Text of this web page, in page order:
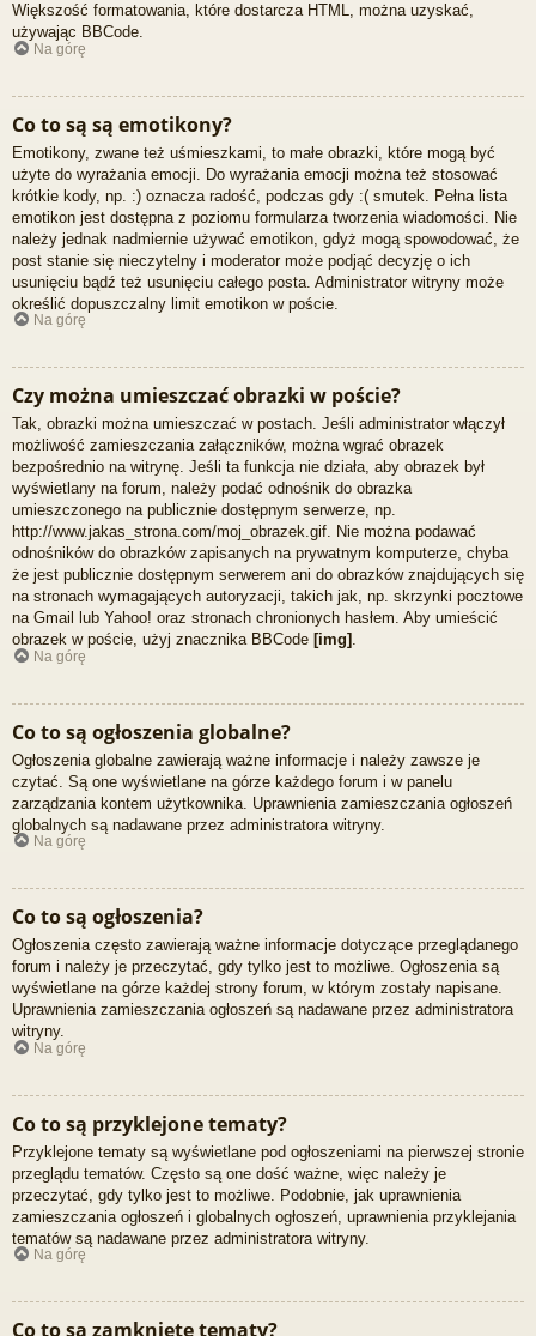
Większość formatowania, które dostarcza HTML, można uzyskać,
używając BBCode.
Na górę
Co to są są emotikony?
Emotikony, zwane też uśmieszkami, to małe obrazki, które mogą być
użyte do wyrażania emocji. Do wyrażania emocji można też stosować
krótkie kody, np. :) oznacza radość, podczas gdy :( smutek. Pełna lista
emotikon jest dostępna z poziomu formularza tworzenia wiadomości. Nie
należy jednak nadmiernie używać emotikon, gdyż mogą spowodować, że
post stanie się nieczytelny i moderator może podjąć decyzję o ich
usunięciu bądź też usunięciu całego posta. Administrator witryny może
określić dopuszczalny limit emotikon w poście.
Na górę
Czy można umieszczać obrazki w poście?
Tak, obrazki można umieszczać w postach. Jeśli administrator włączył
możliwość zamieszczania załączników, można wgrać obrazek
bezpośrednio na witrynę. Jeśli ta funkcja nie działa, aby obrazek był
wyświetlany na forum, należy podać odnośnik do obrazka
umieszczonego na publicznie dostępnym serwerze, np.
http://www.jakas_strona.com/moj_obrazek.gif. Nie można podawać
odnośników do obrazków zapisanych na prywatnym komputerze, chyba
że jest publicznie dostępnym serwerem ani do obrazków znajdujących się
na stronach wymagających autoryzacji, takich jak, np. skrzynki pocztowe
na Gmail lub Yahoo! oraz stronach chronionych hasłem. Aby umieścić
obrazek w poście, użyj znacznika BBCode [img] .
Na górę
Co to są ogłoszenia globalne?
Ogłoszenia globalne zawierają ważne informacje i należy zawsze je
czytać. Są one wyświetlane na górze każdego forum i w panelu
zarządzania kontem użytkownika. Uprawnienia zamieszczania ogłoszeń
globalnych są nadawane przez administratora witryny.
Na górę
Co to są ogłoszenia?
Ogłoszenia często zawierają ważne informacje dotyczące przeglądanego
forum i należy je przeczytać, gdy tylko jest to możliwe. Ogłoszenia są
wyświetlane na górze każdej strony forum, w którym zostały napisane.
Uprawnienia zamieszczania ogłoszeń są nadawane przez administratora
witryny.
Na górę
Co to są przyklejone tematy?
Przyklejone tematy są wyświetlane pod ogłoszeniami na pierwszej stronie
przeglądu tematów. Często są one dość ważne, więc należy je
przeczytać, gdy tylko jest to możliwe. Podobnie, jak uprawnienia
zamieszczania ogłoszeń i globalnych ogłoszeń, uprawnienia przyklejania
tematów są nadawane przez administratora witryny.
Na górę
Co to są zamknięte tematy?